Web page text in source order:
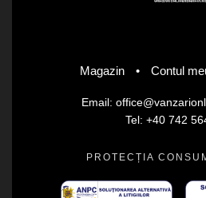
Magazin • Contul
Email:
Tel: +40 742
PROTECȚIA